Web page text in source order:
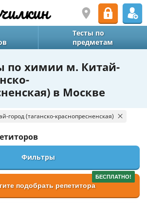
Тесты по
предметам
по химии м. Китай-
в Москве
город (таганско-краснопресненская)
Фильтры
БЕСПЛАТНО!
подобрать репетитора